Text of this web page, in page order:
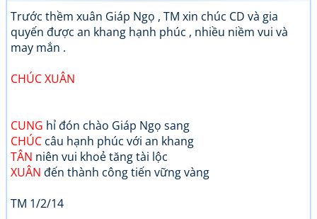
Trước thềm xuân Giáp Ngọ , TM xin chúc CD và gia
quyến được an khang hạnh phúc , nhiều niềm vui và
may mắn .
CHÚC XUÂN
CUNG hỉ đón chào Giáp Ngọ sang
CHÚC câu hạnh phúc với an khang
TÂN niên vui khoẻ tăng tài lộc
XUÂN đến thành công tiến vững vàng
TM 1/2/14